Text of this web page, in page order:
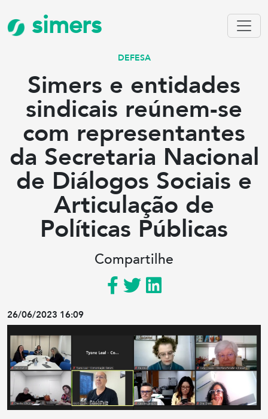
simers
DEFESA
Simers e entidades
sindicais reúnem-se
com representantes
da Secretaria Nacional
de Diálogos Sociais e
Articulação de
Políticas Públicas
Compartilhe
26/06/2023 16:09